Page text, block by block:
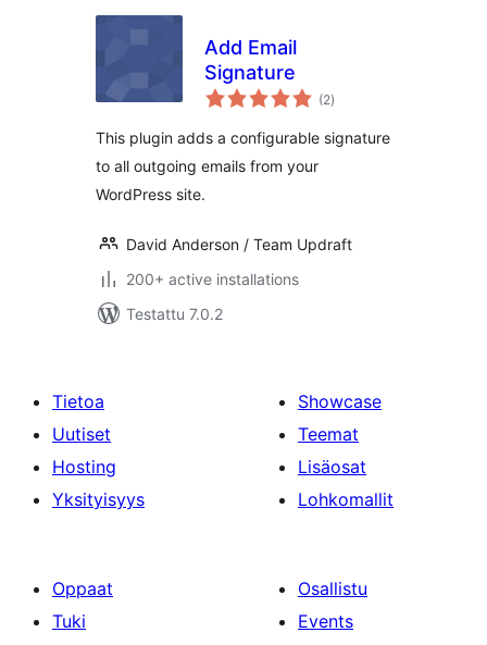
Add Email
Signature
(2arvosanat
yhteensä
)
This plugin adds a configurable signature
to all outgoing emails from your
WordPress site.
David Anderson / Team Updraft
200+ active installations
Testattu 7.0.2
Tietoa
Uutiset
Hosting
Yksityisyys
Showcase
Teemat
Lisäosat
Lohkomallit
Oppaat
Tuki
Osallistu
Events